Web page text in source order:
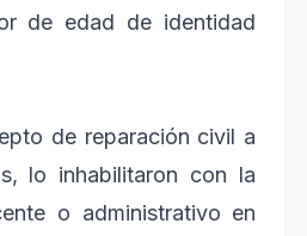
de edad de identidad
de reparación civil a
lo inhabilitaron con la
o administrativo en